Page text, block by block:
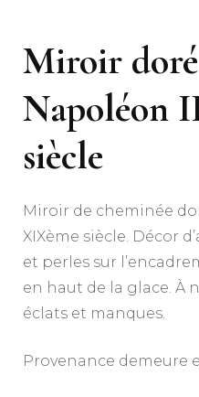
Miroir
Napoléon
siècle
Miroir de cheminée
XIXème siècle. Décor
et perles sur
en haut de la glace. À
éclats et manques.
Provenance demeure